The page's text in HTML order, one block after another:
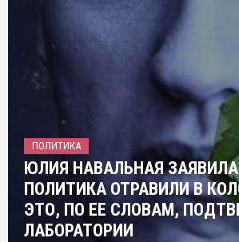
ПОЛИТИКА
ЮЛИЯ НАВАЛЬНАЯ
ПОЛИТИКА ОТРАВИЛИ В
ЭТО, ПО ЕЕ СЛОВАМ,
ЛАБОРАТОРИИ